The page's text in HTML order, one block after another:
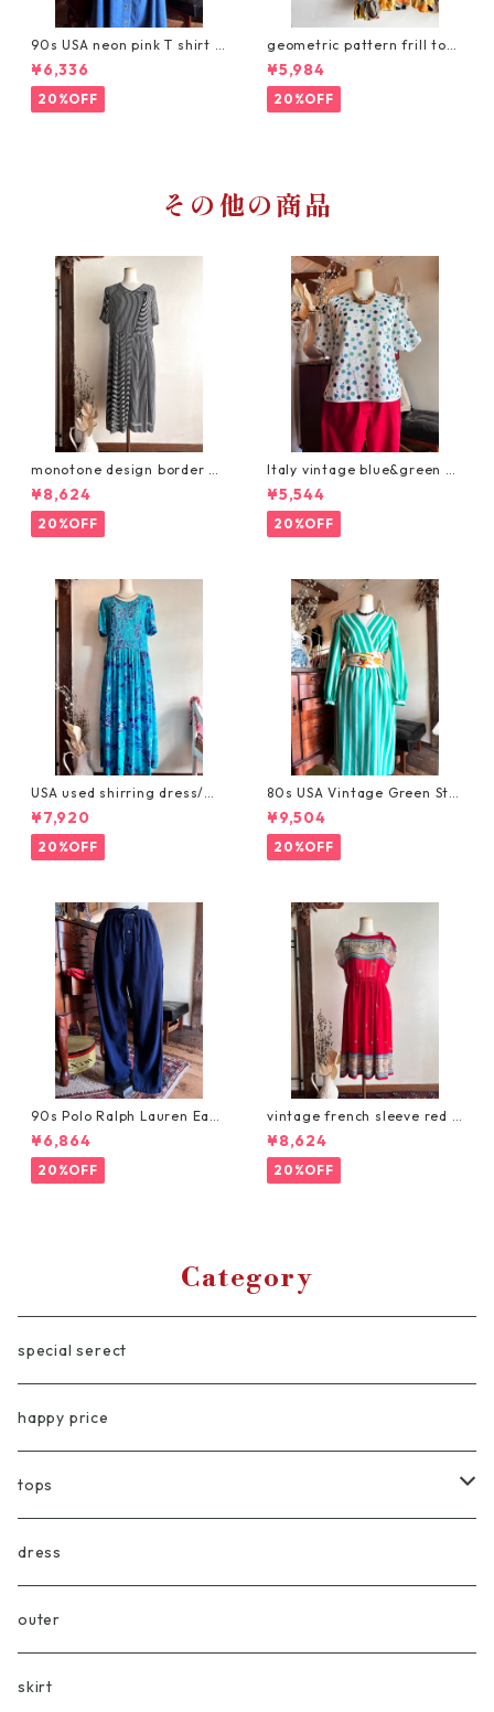
90s USA neon pink T shirt /
ボックスシルエットの太陽刺
繍ヴィンテージTシャツ
¥6,336
20%OFF
geometric pattern frill top
s/アートな幾何学柄リメイク
トップス
¥5,984
20%OFF
その他の商品
monotone design border dr
ess/モノトーンのデザインボ
ーダーワンピース
¥8,624
20%OFF
Italy vintage blue&green do
t tops/イタリア製ブルーとグ
リーンの爽やか水玉カットソ
ー/前後着用ok
¥5,544
20%OFF
USA used shirring dress/レ
トロブルーのヴィンテージリ
ゾートワンピース
¥7,920
20%OFF
80s USA Vintage Green Stri
pe Dress/鮮やかなグリーンの
ストライプ・ヴィンテージワ
ンピース
¥9,504
20%OFF
90s Polo Ralph Lauren Easy
Pants/ヴィンテージラルフロ
ーレン/イージーコットンパン
ツ
¥6,864
20%OFF
vintage french sleeve red d
ress/オリエンタルな赤いヴィ
ンテージワンピース
¥8,624
20%OFF
Category
special serect
happy price
tops
blouse/shirt
vest
cardigan
dress
outer
skirt